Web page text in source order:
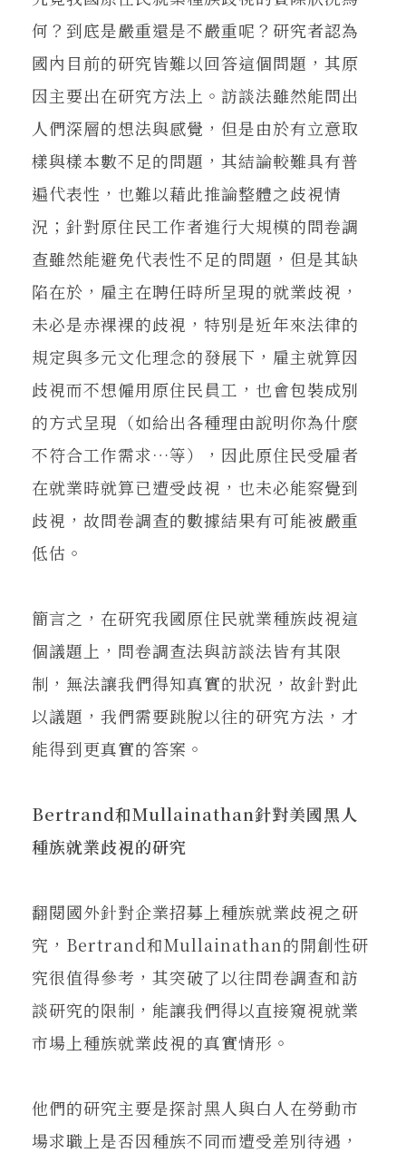
何？到底是嚴重還是不嚴重呢？研究者認為
國內目前的研究皆難以回答這個問題，其原
因主要出在研究方法上。訪談法雖然能問出
人們深層的想法與感覺，但是由於有立意取
樣與樣本數不足的問題，其結論較難具有普
遍代表性，也難以藉此推論整體之歧視情
況；針對原住民工作者進行大規模的問卷調
查雖然能避免代表性不足的問題，但是其缺
陷在於，雇主在聘任時所呈現的就業歧視，
未必是赤裸裸的歧視，特別是近年來法律的
規定與多元文化理念的發展下，雇主就算因
歧視而不想僱用原住民員工，也會包裝成別
的方式呈現（如給出各種理由說明你為什麼
不符合工作需求…等），因此原住民受雇者
在就業時就算已遭受歧視，也未必能察覺到
歧視，故問卷調查的數據結果有可能被嚴重
低估。
簡言之，在研究我國原住民就業種族歧視這
個議題上，問卷調查法與訪談法皆有其限
制，無法讓我們得知真實的狀況，故針對此
以議題，我們需要跳脫以往的研究方法，才
能得到更真實的答案。
Bertrand和Mullainathan針對美國黑人
種族就業歧視的研究
翻閱國外針對企業招募上種族就業歧視之研
究，Bertrand和Mullainathan的開創性研
究很值得參考，其突破了以往問卷調查和訪
談研究的限制，能讓我們得以直接窺視就業
市場上種族就業歧視的真實情形。
他們的研究主要是探討黑人與白人在勞動市
場求職上是否因種族不同而遭受差別待遇，